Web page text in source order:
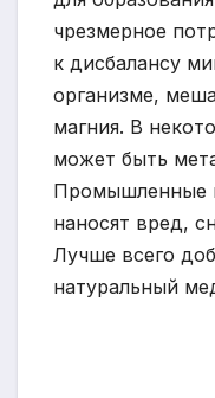
чрезмерное
к дисбалансу
организме,
магния. В
может быть
Промышленные
наносят вред,
Лучше всего
натуральный